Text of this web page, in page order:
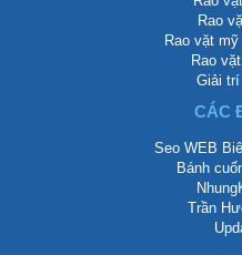
Rao
Rao vặt
Rao
Giải
CÁC
Seo WEB
Bánh
Trần